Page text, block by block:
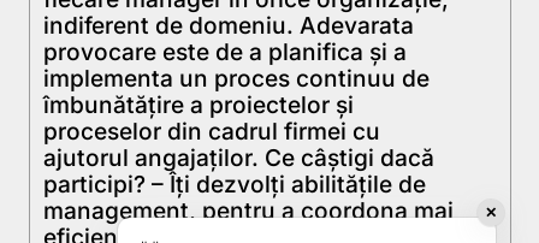
indiferent de domeniu. Adevarata
provocare este de a planifica și a
implementa un proces continuu de
îmbunătățire a proiectelor și
proceselor din cadrul firmei cu
ajutorul angajaților. Ce câştigi dacă
participi? – Îţi dezvolţi abilităţile de
management, pentru a coordona mai
✕